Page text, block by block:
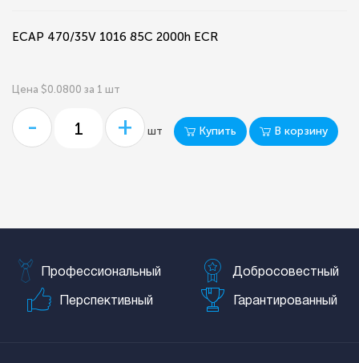
ECAP 470/35V 1016 85C 2000h EСR
Цена $0.0800 за 1 шт
- + шт Купить В корзину
Профессиональный Добросовестный
Перспективный Гарантированный